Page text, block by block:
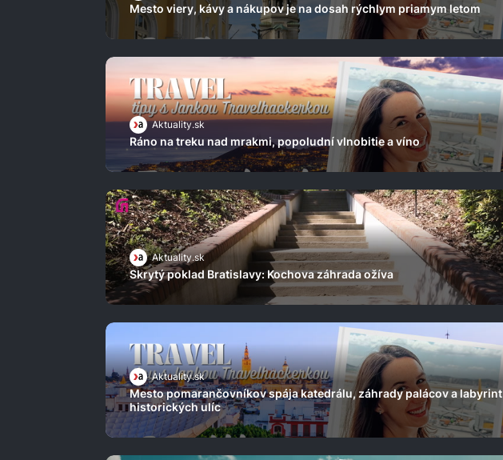
Mesto viery, kávy a nákupov je na dosah rýchlym priamym letom
Aktuality.sk
Ráno na treku nad mrakmi, popoludní vlnobitie a víno
Aktuality.sk
Skrytý poklad Bratislavy: Kochova záhrada ožíva
Aktuality.sk
Mesto pomarančovníkov spája katedrálu, záhrady palácov a labyrint
historických ulíc